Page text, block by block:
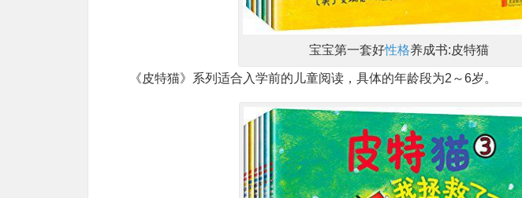
宝宝第一套好性格养成书:皮特猫
《皮特猫》系列适合入学前的儿童阅读，具体的年龄段为2～6岁。